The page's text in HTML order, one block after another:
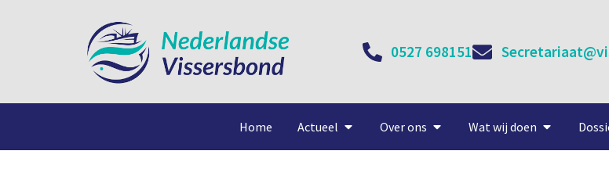
0527 698151
Home Actueel Over ons Wat wij doen